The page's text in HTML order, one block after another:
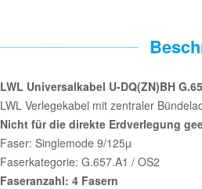
LWL Universalkabel U-DQ(ZN)BH
LWL Verlegekabel mit zentraler
Nicht für die direkte Erdverlegung
Faser: Singlemode 9/125µ
Faserkategorie: G.657.A1 / OS2
Faseranzahl: 4 Fasern